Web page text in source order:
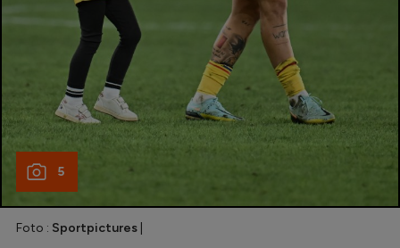
5
Foto : Sportpictures